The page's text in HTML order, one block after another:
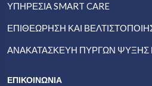
ΥΠΗΡΕΣΊΑ SMART CARE
ΕΠΙΘΕΏΡΗΣΗ ΚΑΙ
ΑΝΑΚΑΤΑΣΚΕΥΉ ΠΎΡΓΩΝ ΨΎΞΗΣ
ΕΠΙΚΟΙΝΩΝΙΑ